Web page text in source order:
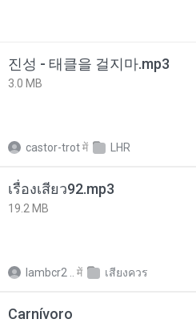
진성 - 태클을 걸지마.mp3
3.0 MB
castor-trotमें LHR
เรื่องเสียว92.mp3
19.2 MB
lambcr2 .. में เสียงควร
Carnívoro